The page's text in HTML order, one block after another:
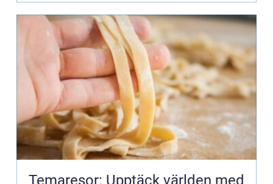
Temaresor: Upptäck världen med